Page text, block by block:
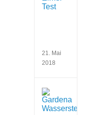
21. Mai
2018
eine